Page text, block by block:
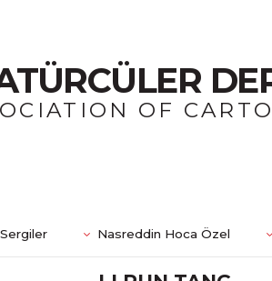
OF
Sergiler Nasreddin Hoca Özel